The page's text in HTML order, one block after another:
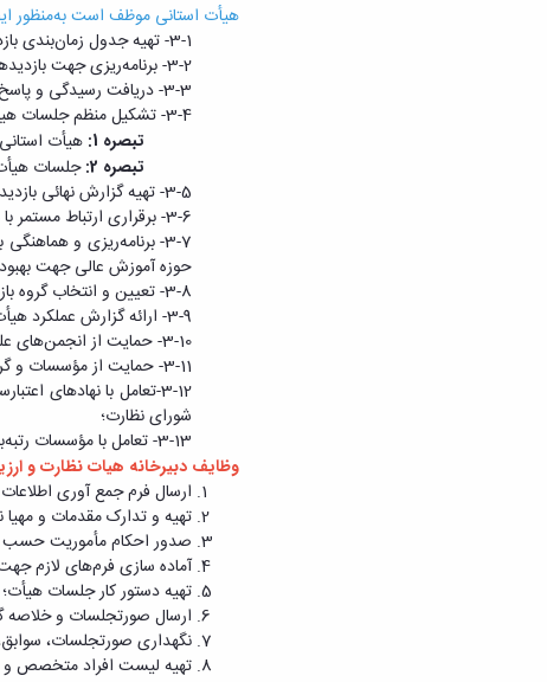
هیأت استانی موظف است به‌منظور
3-1- تهیه جدول زمان‌بندی بازدیدهای ادواری سالیانه از مؤسسه‌ها و ارسال آن به دبیرخانه شورای نظارت؛
3-2- برنامه‌ریزی جهت بازدیدهای موردی حسب درخواست وزارت؛
3-3- دریافت رسیدگی و پاسخ گویی به شکایات واصله علیه مؤسسه؛
3-4- تشکیل منظم جلسات هیأت به‌صورت ماهیانه؛
تبصره 1: هیأت
تبصره 2:
جلسات هیأت استانی با حضور 3/2 اعضاء رسمیت
3-5- تهیه گزارش نهائی بازدیدهای انجام شده و ارسال محرمانه کلیه گزارش‌ها به دبیرخانه شورای نظارت مطابق با فرم شماره 3؛
3-6- برقراری ارتباط مستمر با دبیرخانه شورای نظارت و مؤسسات استان جهت هماهنگی و پیشبرد برنامه‌ها؛
3-7- برنامه‌ریزی و
حوزه آموزش عالی جهت
3-8- تعیین و انتخاب گروه بازدیدکننده (گروه اعزامی باید حداقل متشکل از 3 نفر مورد وثوق و متخصص در حوزه مورد بازدید باشد)؛
3-9- ارائه گزارش عملکرد هیأت استانی در پایان هر نیمسال تحصیلی به دبیرخانه شورای نظارت؛
3-10- حمایت از انجمن‌های علمی و تخصصی غیردولتی در ارزیابی بیرونی گروه‌ها و برنامه‌ها؛
3-11- حمایت از مؤسسات و گروه‌ها و واحدهای آن در انجام ارزیابی درونی؛
3-12-تعامل با نهادهای
شورای نظارت؛
3-13- تعامل با مؤسسات رتبه‌بندی.
وظایف دبیرخانه هیات نظارت و
ارسال فرم جمع آوری اطلاعات (فرم شماره 1) به مؤسسه و ارائه
تهیه و تدارک مقدمات و مهیا
صدور احکام مأموریت حسب
آماده‌ سازی فرم‌های لازم
تهیه دستور کار جلسات هیأت؛
ارسال صورتجلسات و خلاصه گزارش‌های
نگهداری صورتجلسات،
تهیه لیست افراد متخصص و